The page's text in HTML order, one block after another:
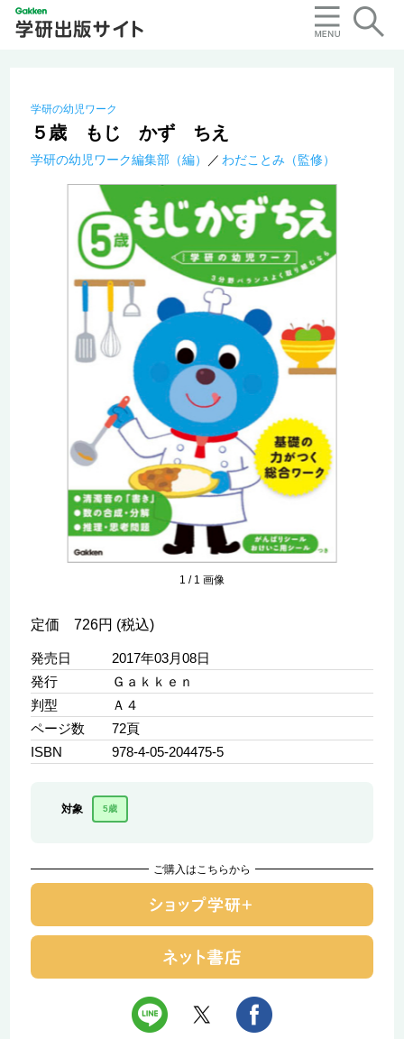
学研の幼児ワーク
５歳 もじ かず ちえ
学研の幼児ワーク編集部（編） わだことみ（監修）
1 / 1 画像
定価 726円 (税込)
発売日
2017年03月08日
発行
Ｇａｋｋｅｎ
判型
Ａ４
ページ数
72頁
ISBN
978-4-05-204475-5
対象 5歳
ご購入はこちらから